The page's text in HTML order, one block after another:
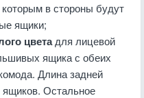
в стороны будут
ящики;
цветадля лицевой
ящика с обеих
Длина задней
ящиков. Остальное